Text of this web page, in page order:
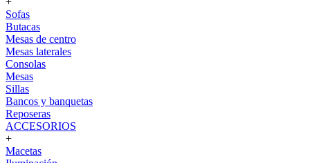
Sofas
Butacas
Mesas de centro
Mesas laterales
Consolas
Mesas
Sillas
Bancos y banquetas
Reposeras
ACCESORIOS
+
Macetas